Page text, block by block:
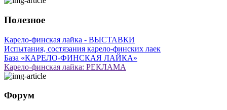
Полезное
Карело-финская лайка - ВЫСТАВКИ
Испытания, состязания карело-финских лаек
База «КАРЕЛО-ФИНСКАЯ ЛАЙКА»
Карело-финская лайка: РЕКЛАМА
Форум